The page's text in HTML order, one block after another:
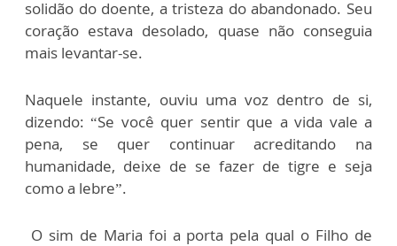
solidão do doente, a tristeza do abandonado. Seu
coração estava desolado, quase não conseguia
mais levantar-se.
Naquele instante, ouviu uma voz dentro de si,
dizendo: “Se você quer sentir que a vida vale a
pena, se quer continuar acreditando na
humanidade, deixe de se fazer de tigre e seja
como a lebre”.
O sim de Maria foi a porta pela qual o Filho de